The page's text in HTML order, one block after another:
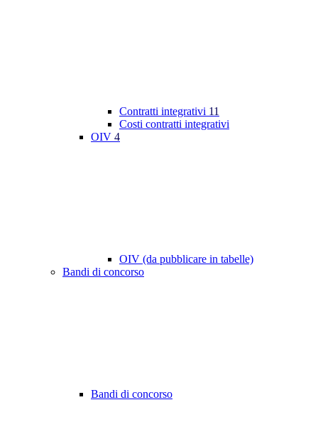
Contratti integrativi 11
Costi contratti integrativi
OIV 4
OIV (da pubblicare in tabelle)
Bandi di concorso
Bandi di concorso